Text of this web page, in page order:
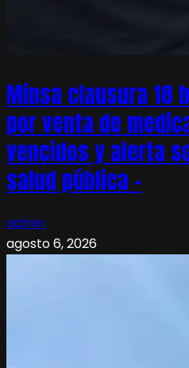
Minsa clausura 18
por venta de
vencidos y alerta
salud pública –
admin
agosto 6, 2026